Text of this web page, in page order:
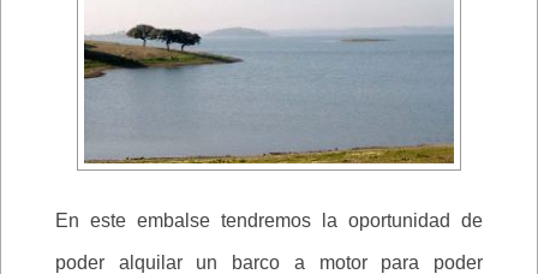
En este embalse tendremos la oportunidad de
poder alquilar un barco a motor para poder